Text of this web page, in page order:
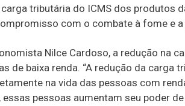
tributária do ICMS dos produtos
com o combate à fome e a
Nilce Cardoso, a redução na
de baixa renda. “A redução da carga
na vida das pessoas com
essas pessoas aumentam seu poder